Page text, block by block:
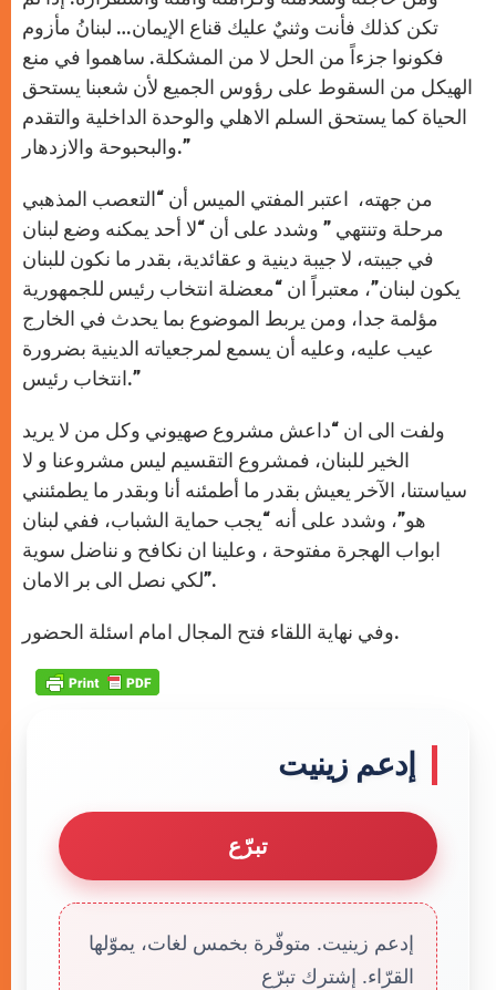
تكن كذلك فأنت وثنيٌ عليك قناع الإيمان… لبنانُ مأزوم
فكونوا جزءاً من الحل لا من المشكلة. ساهموا في منع
الهيكل من السقوط على رؤوس الجميع لأن شعبنا يستحق
الحياة كما يستحق السلم الاهلي والوحدة الداخلية والتقدم
والبحبوحة والازدهار.”
من جهته، اعتبر المفتي الميس أن “التعصب المذهبي
مرحلة وتنتهي ” وشدد على أن “لا أحد يمكنه وضع لبنان
في جيبته، لا جيبة دينية و عقائدية، بقدر ما نكون للبنان
يكون لبنان”، معتبراً ان “معضلة انتخاب رئيس للجمهورية
مؤلمة جدا، ومن يربط الموضوع بما يحدث في الخارج
عيب عليه، وعليه أن يسمع لمرجعياته الدينية بضرورة
انتخاب رئيس.”
ولفت الى ان “داعش مشروع صهيوني وكل من لا يريد
الخير للبنان، فمشروع التقسيم ليس مشروعنا و لا
سياستنا، الآخر يعيش بقدر ما أطمئنه أنا وبقدر ما يطمئنني
هو”، وشدد على أنه “يجب حماية الشباب، ففي لبنان
ابواب الهجرة مفتوحة ، وعلينا ان نكافح و نناضل سوية
لكي نصل الى بر الامان”.
وفي نهاية اللقاء فتح المجال امام اسئلة الحضور.
إدعم زينيت
تبرّع
إدعم زينيت. متوفّرة بخمس لغات، يموّلها
القرّاء. إشترك تبرّع